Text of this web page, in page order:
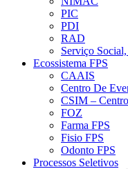
PIC
PDI
RAD
Serviço
Ecossistema FPS
CAAIS
Centro De
CSIM –
FOZ
Farma FPS
Fisio FPS
Odonto FPS
Processos Seletivos